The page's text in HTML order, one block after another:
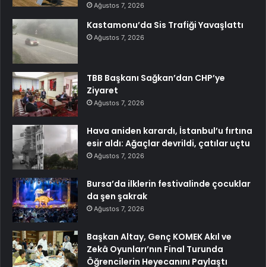
Ağustos 7, 2026
Kastamonu’da Sis Trafiği Yavaşlattı
Ağustos 7, 2026
TBB Başkanı Sağkan’dan CHP’ye
Ziyaret
Ağustos 7, 2026
Hava aniden karardı, İstanbul’u fırtına
esir aldı: Ağaçlar devrildi, çatılar uçtu
Ağustos 7, 2026
Bursa’da ilklerin festivalinde çocuklar
da şen şakrak
Ağustos 7, 2026
Başkan Altay, Genç KOMEK Akıl ve
Zekâ Oyunları’nın Final Turunda
Öğrencilerin Heyecanını Paylaştı